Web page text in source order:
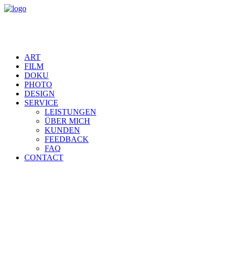
ART
FILM
DOKU
PHOTO
DESIGN
SERVICE
LEISTUNGEN
ÜBER MICH
KUNDEN
FEEDBACK
FAQ
CONTACT